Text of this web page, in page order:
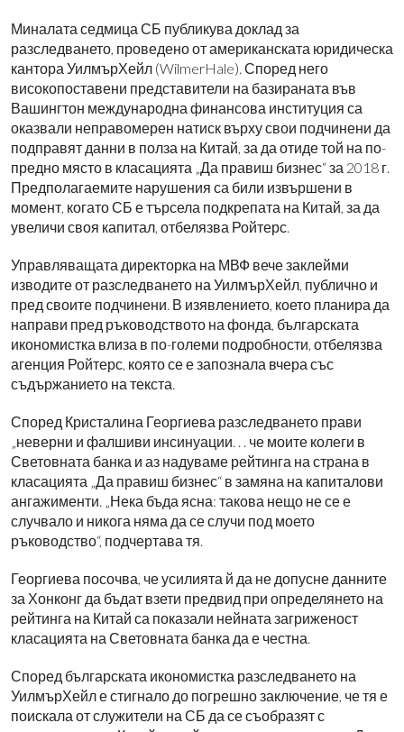
Миналата седмица СБ публикува доклад за
разследването, проведено от американската юридическа
кантора УилмърХейл (WilmerHale). Според него
високопоставени представители на базираната във
Вашингтон международна финансова институция са
оказвали неправомерен натиск върху свои подчинени да
подправят данни в полза на Китай, за да отиде той на по-
предно място в класацията „Да правиш бизнес“ за 2018 г.
Предполагаемите нарушения са били извършени в
момент, когато СБ е търсела подкрепата на Китай, за да
увеличи своя капитал, отбелязва Ройтерс.
Управляващата директорка на МВФ вече заклейми
изводите от разследването на УилмърХейл, публично и
пред своите подчинени. В изявлението, което планира да
направи пред ръководството на фонда, българската
икономистка влиза в по-големи подробности, отбелязва
агенция Ройтерс, която се е запознала вчера със
съдържанието на текста.
Според Кристалина Георгиева разследването прави
„неверни и фалшиви инсинуации. . . че моите колеги в
Световната банка и аз надуваме рейтинга на страна в
класацията „Да правиш бизнес“ в замяна на капиталови
ангажименти. „Нека бъда ясна: такова нещо не се е
случвало и никога няма да се случи под моето
ръководство“, подчертава тя.
Георгиева посочва, че усилията й да не допусне данните
за Хонконг да бъдат взети предвид при определянето на
рейтинга на Китай са показали нейната загриженост
класацията на Световната банка да е честна.
Според българската икономистка разследването на
УилмърХейл е стигнало до погрешно заключение, че тя е
поискала от служители на СБ да се съобразят с